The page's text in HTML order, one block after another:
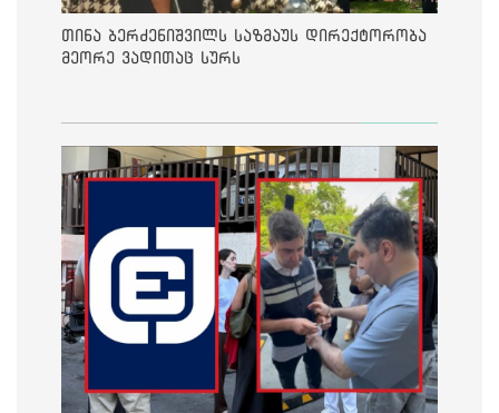
თინა ბერძენიშვილს საზმაუს დირექტორობა
მეორე ვადითაც სურს